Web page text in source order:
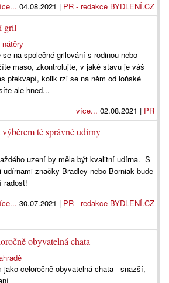
04.08.2021 | PR - redakce BYDLENÍ.CZ
gril
se na společné grilování s rodinou nebo
maso, zkontrolujte, v jaké stavu je váš
překvapí, kolik rzi se na něm od loňské
ale hned...
více... 02.08.2021 | PR
té správné udírny
uzení by měla být kvalitní udírna. S
udírnami značky Bradley nebo Borniak bude
radost!
30.07.2021 | PR - redakce BYDLENÍ.CZ
obyvatelná chata
jako celoročně obyvatelná chata - snazší,